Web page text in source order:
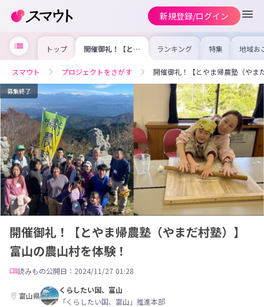
新規登録/ログイン
トップ 開催御礼！【とや
ま帰農塾（やまだ
山村を体験！
ランキング 特集 地域お
の求
を集め
事内
を比
合った
けよう
スマウト プロジェクトをさがす 開催御礼！【とやま帰農塾（やま
募集終了
開催御礼！【とやま帰農塾（やまだ村塾）】
富山の農山村を体験！
読みもの公開日：2024/11/27 01:28
富山県
くらしたい国、富山
「くらしたい国、富山」推進本部